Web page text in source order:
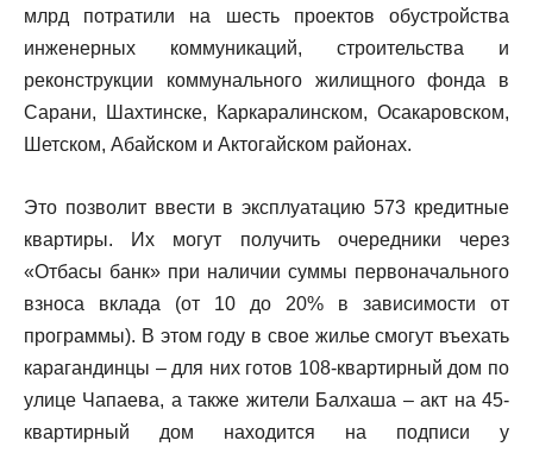
млрд потратили на шесть проектов обустройства
инженерных коммуникаций, строительства и
реконструкции коммунального жилищного фонда в
Сарани, Шахтинске, Каркаралинском, Осакаровском,
Шетском, Абайском и Актогайском районах.
Это позволит ввести в эксплуатацию 573 кредитные
квартиры. Их могут получить очередники через
«Отбасы банк» при наличии суммы первоначального
взноса вклада (от 10 до 20% в зависимости от
программы). В этом году в свое жилье смогут въехать
карагандинцы – для них готов 108-квартирный дом по
улице Чапаева, а также жители Балхаша – акт на 45-
квартирный дом находится на подписи у